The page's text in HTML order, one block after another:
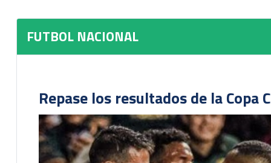
FUTBOL NACIONAL
Repase los resultados de la Copa